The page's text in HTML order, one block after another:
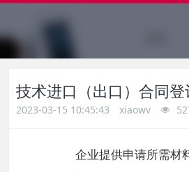
技术进口（出口）合同
2023-03-15 10:45:43 xiaowv
企业提供申请所需材